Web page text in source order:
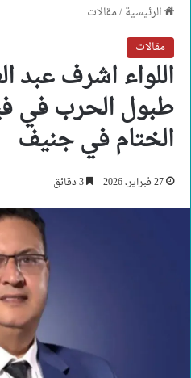
الرئيسية/مقالات
مقالات
اللواء اشرف عبد
طبول الحرب في
الختام في جنيف
27 فبراير، 2026